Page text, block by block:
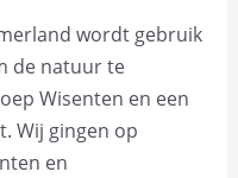
wordt gebruik
de natuur te
Wisenten en een
Wij gingen op
en